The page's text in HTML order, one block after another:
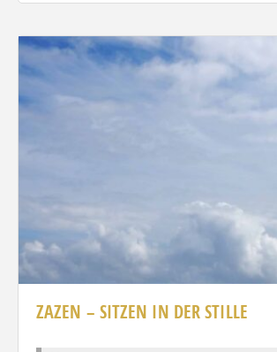
ZAZEN – SITZEN IN DER STILLE